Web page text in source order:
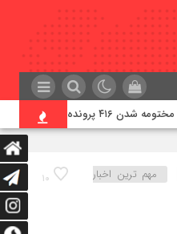
مختومه شدن ۴۱۶ پرونده در هیئت‌های صلح ایلام
۱۰
مهم ترین اخبار